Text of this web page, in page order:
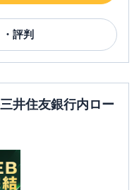
評判
井住友銀行内ロー